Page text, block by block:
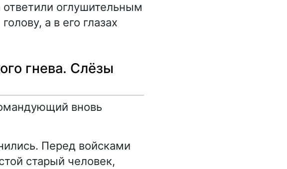
оглушительным
а в его глазах
гнева. Слёзы
вновь
Перед войсками
старый человек,